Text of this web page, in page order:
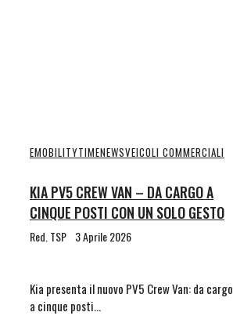
EMOBILITYTIMENEWSVEICOLI COMMERCIALI
KIA PV5 CREW VAN – DA CARGO A
CINQUE POSTI CON UN SOLO GESTO
Red. TSP 3 Aprile 2026
Kia presenta il nuovo PV5 Crew Van: da cargo
a cinque posti…